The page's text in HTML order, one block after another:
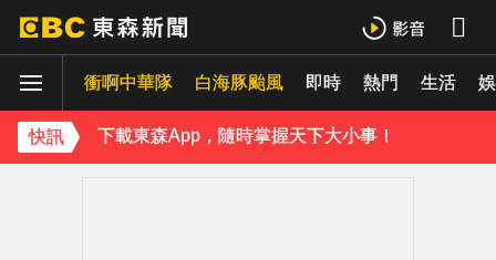
衝啊中華隊 白海豚颱風 即時 熱門 生活
快訊
15年摯愛離世！唐綺陽頭七驚見「驚人畫面」感動喊：真不是蓋的
下載東森App，隨時掌握天下大小事！